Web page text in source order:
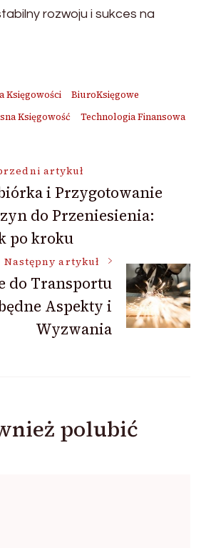
rozwoju i sukces na
Księgowości
BiuroKsięgowe
Księgowość Technologia Finansowa
artykuł
i Przygotowanie
do Przeniesienia:
po kroku
Następny artykuł
do Transportu
Aspekty i
Wyzwania
polubić